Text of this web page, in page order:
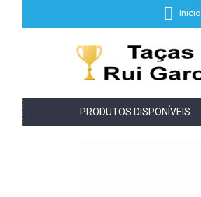
Início
PRODUTOS DISPONÍVEIS